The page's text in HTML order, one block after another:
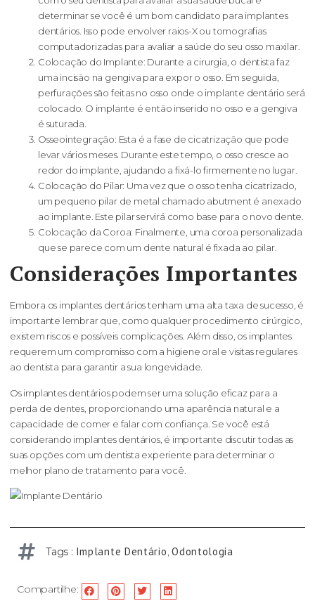
determinar se você é um bom candidato para implantes
dentários. Isso pode envolver raios-X ou tomografias
computadorizadas para avaliar a saúde do seu osso maxilar.
Colocação do Implante: Durante a cirurgia, o dentista faz
uma incisão na gengiva para expor o osso. Em seguida,
perfurações são feitas no osso onde o implante dentário será
colocado. O implante é então inserido no osso e a gengiva
é suturada.
Osseointegração: Esta é a fase de cicatrização que pode
levar vários meses. Durante este tempo, o osso cresce ao
redor do implante, ajudando a fixá-lo firmemente no lugar.
Colocação do Pilar: Uma vez que o osso tenha cicatrizado,
um pequeno pilar de metal chamado abutment é anexado
ao implante. Este pilar servirá como base para o novo dente.
Colocação da Coroa: Finalmente, uma coroa personalizada
que se parece com um dente natural é fixada ao pilar.
Considerações Importantes
Embora os implantes dentários tenham uma alta taxa de sucesso, é
importante lembrar que, como qualquer procedimento cirúrgico,
existem riscos e possíveis complicações. Além disso, os implantes
requerem um compromisso com a higiene oral e visitas regulares
ao dentista para garantir a sua longevidade.
Os implantes dentários podem ser uma solução eficaz para a
perda de dentes, proporcionando uma aparência natural e a
capacidade de comer e falar com confiança. Se você está
considerando implantes dentários, é importante discutir todas as
suas opções com um dentista experiente para determinar o
melhor plano de tratamento para você.
Tags : Implante Dentário,Odontologia
Compartilhe: